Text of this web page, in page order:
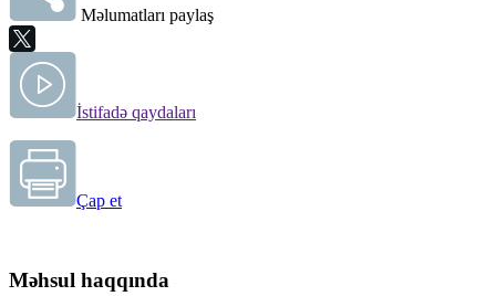
Məlumatları paylaş
İstifadə qaydaları
Çap et
Məhsul haqqında